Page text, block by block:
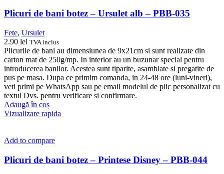
Plicuri de bani botez – Ursulet alb – PBB-035
Fete, Ursulet
2.90 lei TVA inclus
Plicurile de bani au dimensiunea de 9x21cm si sunt realizate din
carton mat de 250g/mp. In interior au un buzunar special pentru
introducerea banilor. Acestea sunt tiparite, asamblate si pregatite de
pus pe masa. Dupa ce primim comanda, in 24-48 ore (luni-vineri),
veti primi pe WhatsApp sau pe email modelul de plic personalizat cu
textul Dvs. pentru verificare si confirmare.
Adaugă în coș
Vizualizare rapida
Add to compare
Plicuri de bani botez – Printese Disney – PBB-044